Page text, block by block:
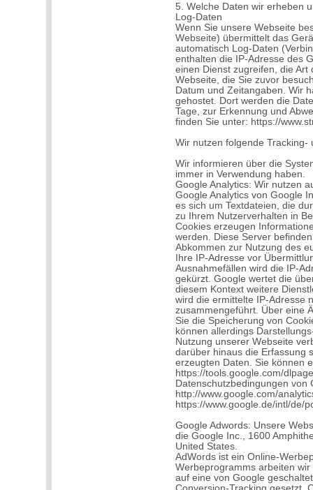
5. Welche Daten wir erheben
Log-Daten
Wenn Sie unsere Webseite
Webseite) übermittelt das
automatisch Log-Daten
enthalten die IP-Adresse des
einen Dienst zugreifen, die
Webseite, die Sie zuvor
Datum und Zeitangaben. Wir
gehostet. Dort werden die
Tage, zur Erkennung und
finden Sie unter: https://
Wir nutzen folgende Tracking-
Wir informieren über die
immer in Verwendung haben.
Google Analytics: Wir nutzen
Google Analytics von Google
es sich um Textdateien, die
zu Ihrem Nutzerverhalten in
Cookies erzeugen
werden. Diese Server
Abkommen zur Nutzung des
Ihre IP-Adresse vor
Ausnahmefällen wird die IP-
gekürzt. Google wertet die
diesem Kontext weitere
wird die ermittelte IP-Adresse
zusammengeführt. Über eine
Sie die Speicherung von
können allerdings
Nutzung unserer Webseite
darüber hinaus die Erfassung
erzeugten Daten. Sie können
https://tools.google.com/
Datenschutzbedingungen von
http://www.google.com/
https://www.google.de/intl/de/
Google Adwords: Unsere
die Google Inc., 1600
United States.
AdWords ist ein Online-
Werbeprogramms arbeiten
auf eine von Google